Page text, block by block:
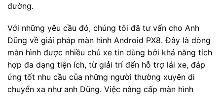
đường.
Với những yêu cầu đó, chúng tôi đã tư vấn cho Anh
Dũng về giải pháp màn hình Android PX8. Đây là dòng
màn hình được nhiều chủ xe tin dùng bởi khả năng tích
hợp đa dạng tiện ích, từ giải trí đến hỗ trợ lái xe, đáp
ứng tốt nhu cầu của những người thường xuyên di
chuyển xa như anh Dũng. Việc nâng cấp màn hình